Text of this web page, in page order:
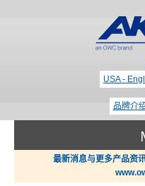
USA -
品牌介
最新消息与更多产品资